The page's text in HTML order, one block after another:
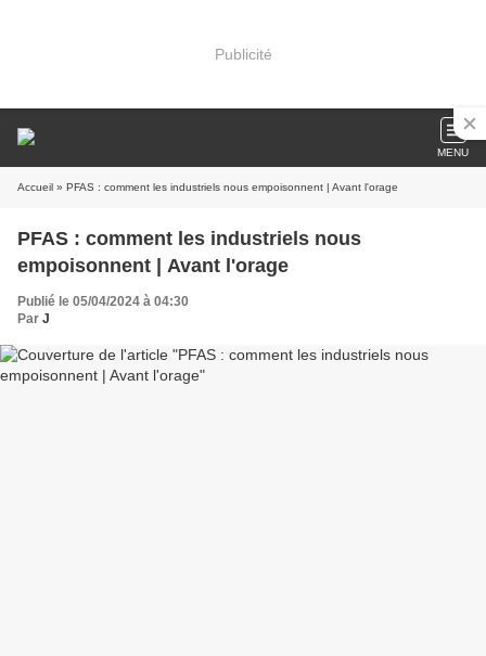
Publicité
MENU
Accueil » PFAS : comment les industriels nous empoisonnent | Avant l'orage
PFAS : comment les industriels nous
empoisonnent | Avant l'orage
Publié le 05/04/2024 à 04:30
Par J